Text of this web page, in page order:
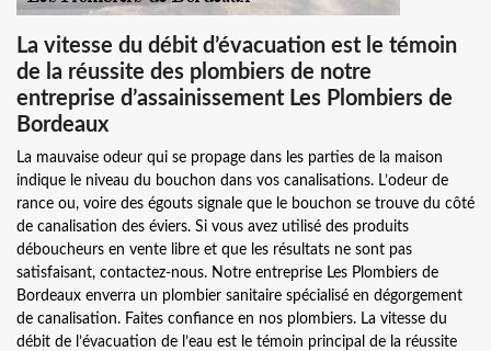
La vitesse du débit d’évacuation est le témoin
de la réussite des plombiers de notre
entreprise d’assainissement Les Plombiers de
Bordeaux
La mauvaise odeur qui se propage dans les parties de la maison
indique le niveau du bouchon dans vos canalisations. L’odeur de
rance ou, voire des égouts signale que le bouchon se trouve du côté
de canalisation des éviers. Si vous avez utilisé des produits
déboucheurs en vente libre et que les résultats ne sont pas
satisfaisant, contactez-nous. Notre entreprise Les Plombiers de
Bordeaux enverra un plombier sanitaire spécialisé en dégorgement
de canalisation. Faites confiance en nos plombiers. La vitesse du
débit de l’évacuation de l’eau est le témoin principal de la réussite